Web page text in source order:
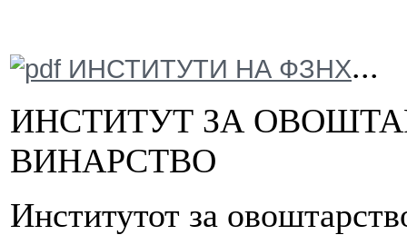
ИНСТИТУТИ НА ФЗНХ...
ИНСТИТУТ ЗА
ВИНАРСТВО
Институтот за